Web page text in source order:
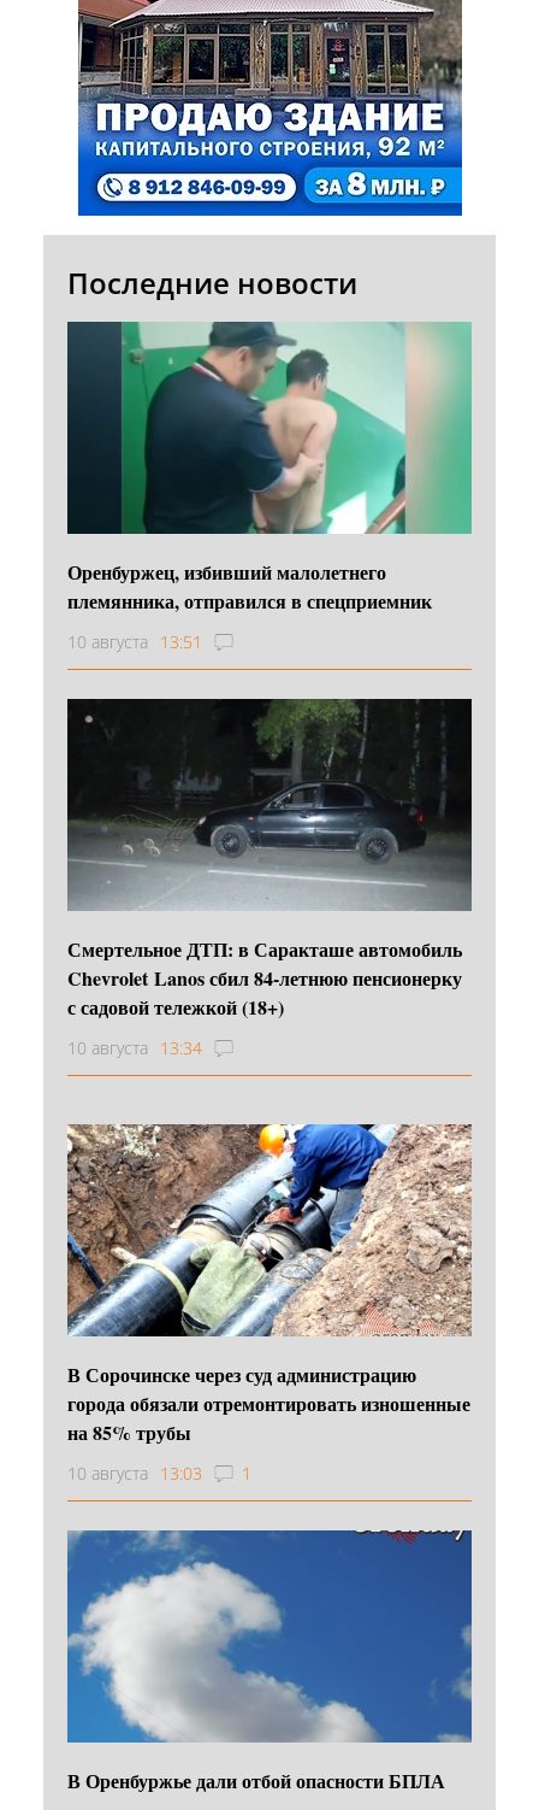
Последние новости
Оренбуржец, избивший малолетнего
племянника, отправился в спецприемник
10 августа 13:51
Смертельное ДТП: в Саракташе автомобиль
Chevrolet Lanos сбил 84-летнюю пенсионерку
с садовой тележкой (18+)
10 августа 13:34
В Сорочинске через суд администрацию
города обязали отремонтировать изношенные
на 85% трубы
10 августа 13:03 1
В Оренбуржье дали отбой опасности БПЛА